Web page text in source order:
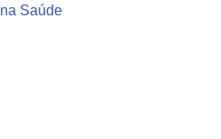
Saúde